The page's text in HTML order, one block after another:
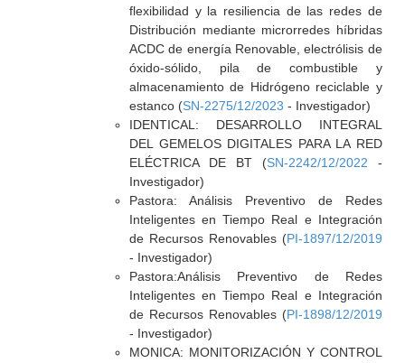
flexibilidad y la resiliencia de las redes de
Distribución mediante microrredes híbridas
ACDC de energía Renovable, electrólisis de
óxido-sólido, pila de combustible y
almacenamiento de Hidrógeno reciclable y
estanco (SN-2275/12/2023 - Investigador)
IDENTICAL: DESARROLLO INTEGRAL
DEL GEMELOS DIGITALES PARA LA RED
ELÉCTRICA DE BT (SN-2242/12/2022 -
Investigador)
Pastora: Análisis Preventivo de Redes
Inteligentes en Tiempo Real e Integración
de Recursos Renovables (PI-1897/12/2019
- Investigador)
Pastora:Análisis Preventivo de Redes
Inteligentes en Tiempo Real e Integración
de Recursos Renovables (PI-1898/12/2019
- Investigador)
MONICA: MONITORIZACIÓN Y CONTROL